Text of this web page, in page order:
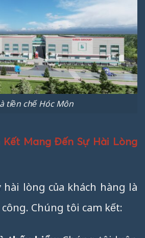
tiền chế Hóc Môn
Kết Mang Đến Sự Hài Lòng
hài lòng của khách hàng là
Chúng tôi cam kết: